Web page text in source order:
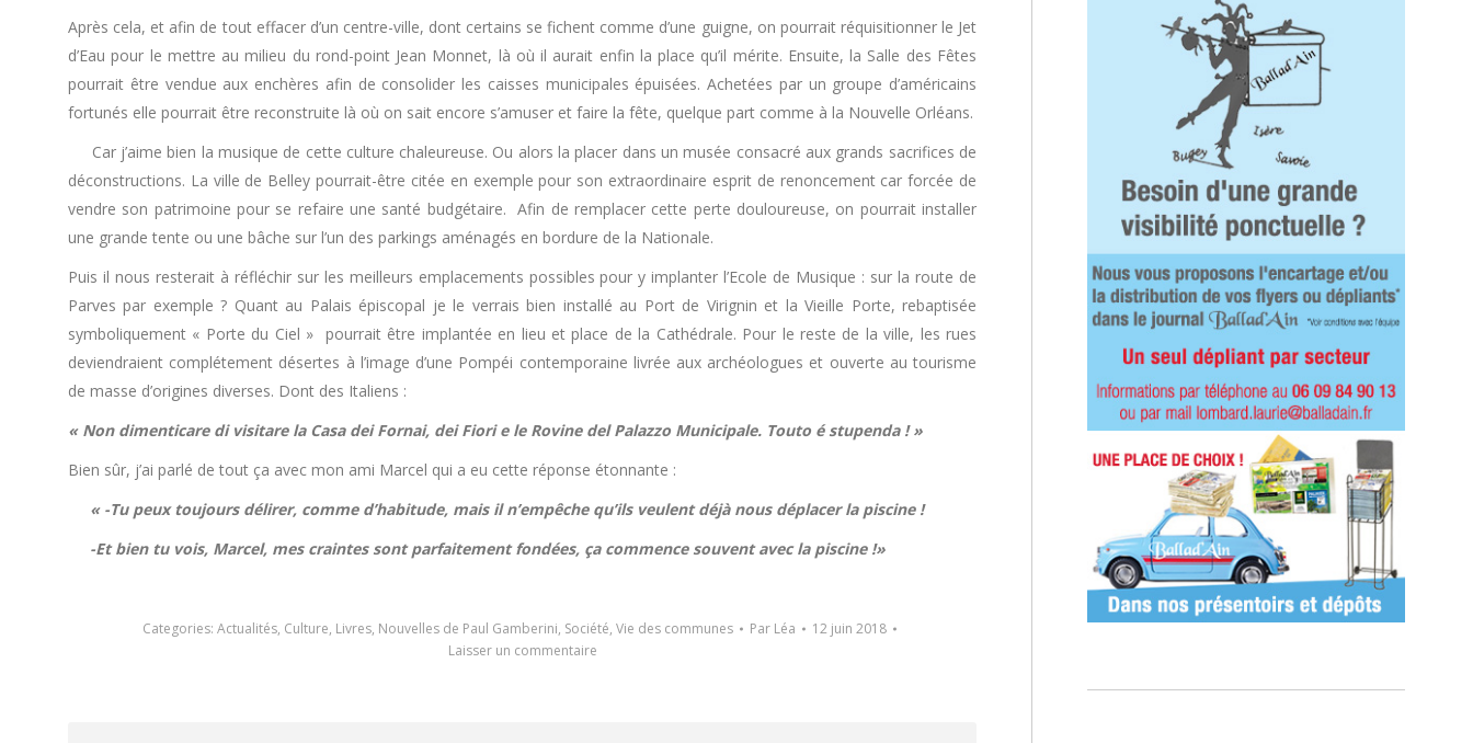
Après cela, et afin de tout effacer d’un centre-ville, dont certains se fichent comme d’une guigne, on pourrait réquisitionner le Jet
d’Eau pour le mettre au milieu du rond-point Jean Monnet, là où il aurait enfin la place qu’il mérite. Ensuite, la Salle des Fêtes
pourrait être vendue aux enchères afin de consolider les caisses municipales épuisées. Achetées par un groupe d’américains
fortunés elle pourrait être reconstruite là où on sait encore s’amuser et faire la fête, quelque part comme à la Nouvelle Orléans.
Car j’aime bien la musique de cette culture chaleureuse. Ou alors la placer dans un musée consacré aux grands sacrifices de
déconstructions. La ville de Belley pourrait-être citée en exemple pour son extraordinaire esprit de renoncement car forcée de
vendre son patrimoine pour se refaire une santé budgétaire. Afin de remplacer cette perte douloureuse, on pourrait installer
une grande tente ou une bâche sur l’un des parkings aménagés en bordure de la Nationale.
Puis il nous resterait à réfléchir sur les meilleurs emplacements possibles pour y implanter l’Ecole de Musique : sur la route de
Parves par exemple ? Quant au Palais épiscopal je le verrais bien installé au Port de Virignin et la Vieille Porte, rebaptisée
symboliquement « Porte du Ciel » pourrait être implantée en lieu et place de la Cathédrale. Pour le reste de la ville, les rues
deviendraient complétement désertes à l’image d’une Pompéi contemporaine livrée aux archéologues et ouverte au tourisme
de masse d’origines diverses. Dont des Italiens :
« Non dimenticare di visitare la Casa dei Fornai, dei Fiori e le Rovine del Palazzo Municipale. Touto é stupenda ! »
Bien sûr, j’ai parlé de tout ça avec mon ami Marcel qui a eu cette réponse étonnante :
« -Tu peux toujours délirer, comme d’habitude, mais il n’empêche qu’ils veulent déjà nous déplacer la piscine !
-Et bien tu vois, Marcel, mes craintes sont parfaitement fondées, ça commence souvent avec la piscine !»
Categories: Actualités, Culture, Livres, Nouvelles de Paul Gamberini, Société, Vie des communes Par Léa
12 juin 2018
Laisser un commentaire